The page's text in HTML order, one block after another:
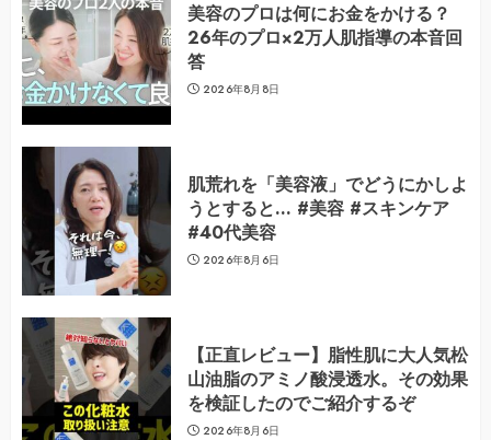
美容のプロは何にお金をかける？
26年のプロ×2万人肌指導の本音回
答
2026年8月8日
肌荒れを「美容液」でどうにかしよ
うとすると… #美容 #スキンケア
#40代美容
2026年8月6日
【正直レビュー】脂性肌に大人気松
山油脂のアミノ酸浸透水。その効果
を検証したのでご紹介するぞ
2026年8月6日